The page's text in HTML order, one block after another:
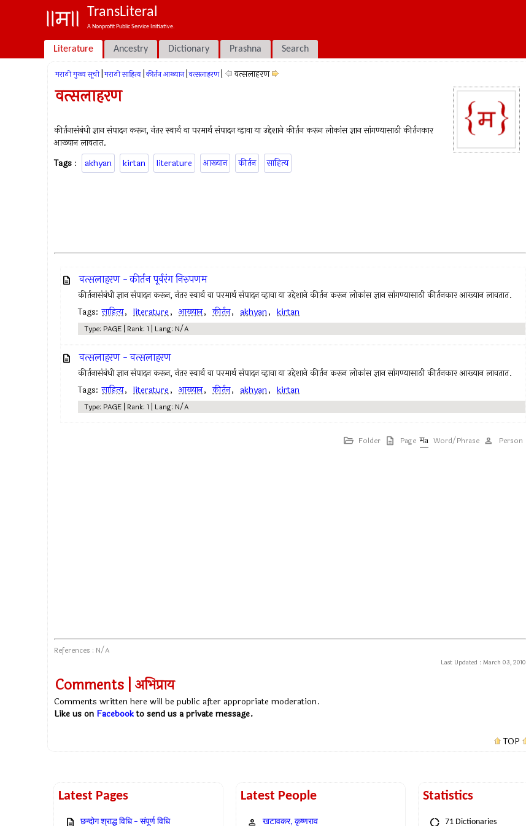
TransLiteral
A Nonprofit Public Service Initiative.
Literature Ancestry Dictionary Prashna Search
मराठी मुख्य सूची मराठी साहित्य कीर्तन आख्यान वत्सलाहरण वत्सलाहरण
वत्सलाहरण
कीर्तनासंबंधी ज्ञान संपादन करून, नंतर स्वार्थ वा परमार्थ संपादन व्हावा या उद्देशाने कीर्तन करून लोकांस ज्ञान सांगण्यासाठी कीर्तनकार
आख्यान लावतात.
Tags : akhyan kirtan literature आख्यान कीर्तन साहित्य
वत्सलाहरण - कीर्तन पूर्वरंग निरुपणम
कीर्तनासंबंधी ज्ञान संपादन करून, नंतर स्वार्थ वा परमार्थ संपादन व्हावा या उद्देशाने कीर्तन करून लोकांस ज्ञान सांगण्यासाठी कीर्तनकार आख्यान लावतात.
Tags: साहित्य, literature, आख्यान, कीर्तन, akhyan, kirtan
Type: PAGE | Rank: 1 | Lang: N/A
वत्सलाहरण - वत्सलाहरण
कीर्तनासंबंधी ज्ञान संपादन करून, नंतर स्वार्थ वा परमार्थ संपादन व्हावा या उद्देशाने कीर्तन करून लोकांस ज्ञान सांगण्यासाठी कीर्तनकार आख्यान लावतात.
Tags: साहित्य, literature, आख्यान, कीर्तन, akhyan, kirtan
Type: PAGE | Rank: 1 | Lang: N/A
Folder Page Word/Phrase Person
References : N/A
Last Updated : March 03, 2010
Comments | अभिप्राय
Comments written here will be public after appropriate moderation.
Like us on Facebookto send us a private message.
TOP
Latest Pages
छन्दोग श्राद्ध विधि – संपूर्ण विधि
Latest People
खटावकर, कृष्णराव
Statistics
71 Dictionaries